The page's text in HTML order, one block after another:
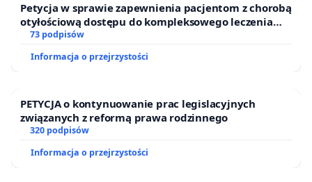
Petycja w sprawie zapewnienia pacjentom z chorobą
otyłościową dostępu do kompleksowego leczenia
oraz programów profilaktycznych.
73 podpisów
Informacja o przejrzystości
PETYCJA o kontynuowanie prac legislacyjnych
związanych z reformą prawa rodzinnego
320 podpisów
Informacja o przejrzystości